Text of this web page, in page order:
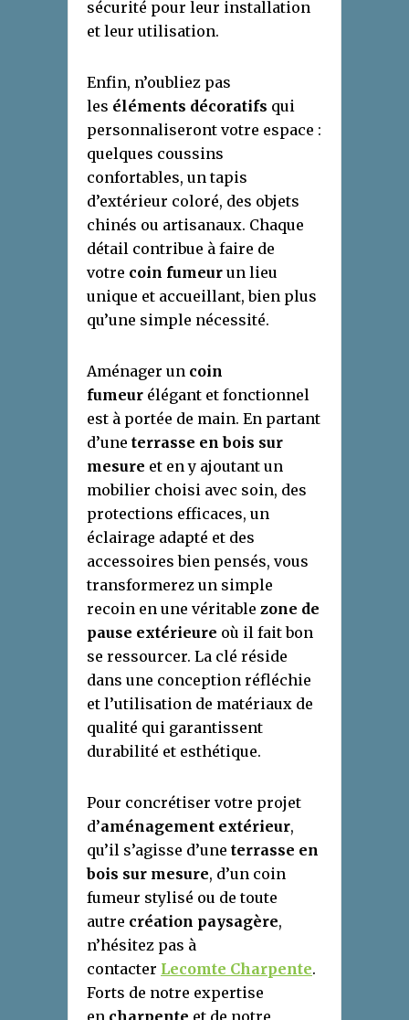
sécurité pour leur installation
et leur utilisation.
Enfin, n’oubliez pas
les éléments décoratifs qui
personnaliseront votre espace :
quelques coussins
confortables, un tapis
d’extérieur coloré, des objets
chinés ou artisanaux. Chaque
détail contribue à faire de
votre coin fumeur un lieu
unique et accueillant, bien plus
qu’une simple nécessité.
Aménager un coin
fumeur élégant et fonctionnel
est à portée de main. En partant
d’une terrasse en bois sur
mesure et en y ajoutant un
mobilier choisi avec soin, des
protections efficaces, un
éclairage adapté et des
accessoires bien pensés, vous
transformerez un simple
recoin en une véritable zone de
pause extérieure où il fait bon
se ressourcer. La clé réside
dans une conception réfléchie
et l’utilisation de matériaux de
qualité qui garantissent
durabilité et esthétique.
Pour concrétiser votre projet
d’aménagement extérieur,
qu’il s’agisse d’une terrasse en
bois sur mesure, d’un coin
fumeur stylisé ou de toute
autre création paysagère,
n’hésitez pas à
contacter Lecomte Charpente.
Forts de notre expertise
en charpente et de notre